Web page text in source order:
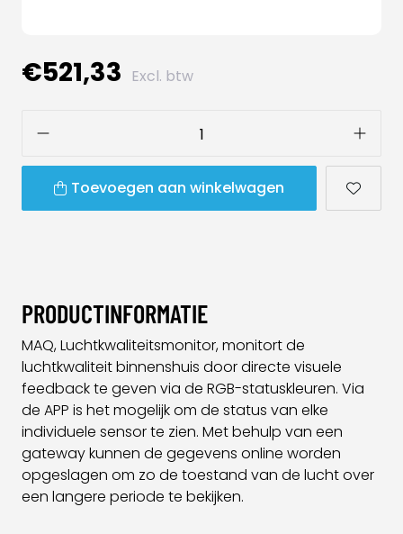
€521,33 Excl. btw
Toevoegen aan winkelwagen
PRODUCTINFORMATIE
MAQ, Luchtkwaliteitsmonitor, monitort de
luchtkwaliteit binnenshuis door directe visuele
feedback te geven via de RGB-statuskleuren. Via
de APP is het mogelijk om de status van elke
individuele sensor te zien. Met behulp van een
gateway kunnen de gegevens online worden
opgeslagen om zo de toestand van de lucht over
een langere periode te bekijken.